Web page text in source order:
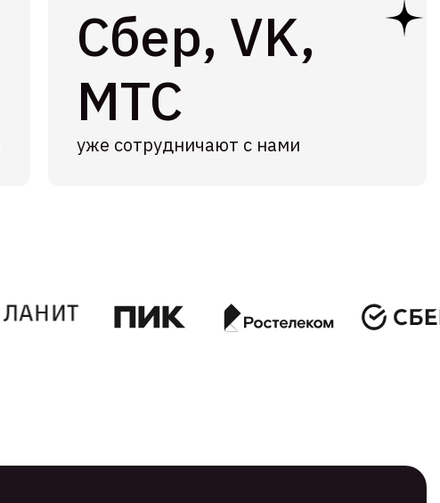
Сбер, VK,
МТС
уже сотрудничают с нами